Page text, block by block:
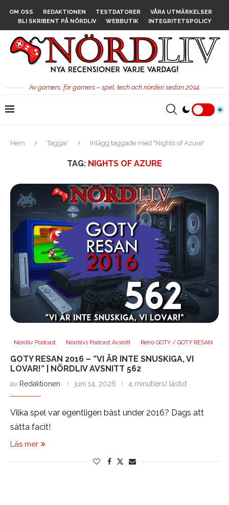
OM OSS REDAKTIONEN TESTDATORER
VÅRA UTMÄRKELSER
BLI SKRIBENT PÅ NÖRDLIV
WEBBUTIK INTEGRITETSPOLICY
Av gamers, för gamers – spel, tech och nörderi sedan 2014.
Hem Taggar Inlägg taggade med "Nights of Azure"
TAG: NIGHTS OF AZURE
Nördliv Podcast Nördlivs Podcast Avsnitt Retro GOTY / GOTY RESAN
GOTY RESAN 2016 – ”VI ÄR INTE SNUSKIGA, VI
LOVAR!” | NÖRDLIV AVSNITT 562
av Redaktionen juni 14, 2026 4 minut(ers) lästid
Vilka spel var egentligen bäst under 2016? Dags att
sätta facit!
Läs mer